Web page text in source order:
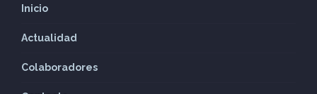
Inicio
Actualidad
Colaboradores